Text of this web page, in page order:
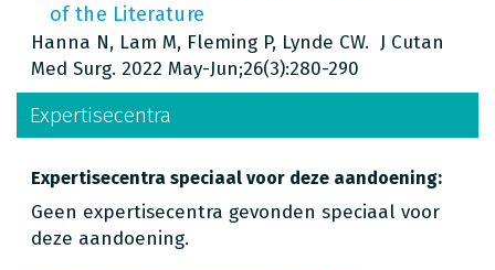
of the Literature
Hanna N, Lam M, Fleming P, Lynde CW. J Cutan
Med Surg. 2022 May-Jun;26(3):280-290
Expertisecentra
Expertisecentra speciaal voor deze aandoening:
Geen expertisecentra gevonden speciaal voor
deze aandoening.